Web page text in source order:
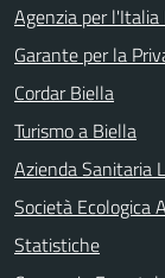
Agenzia per
Garante per la
Cordar Biella
Turismo a Biella
Azienda Sanitaria
Società Ecologica
Statistiche